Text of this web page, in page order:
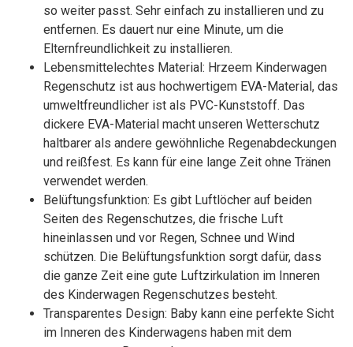
so weiter passt. Sehr einfach zu installieren und zu
entfernen. Es dauert nur eine Minute, um die
Elternfreundlichkeit zu installieren.
Lebensmittelechtes Material: Hrzeem Kinderwagen
Regenschutz ist aus hochwertigem EVA-Material, das
umweltfreundlicher ist als PVC-Kunststoff. Das
dickere EVA-Material macht unseren Wetterschutz
haltbarer als andere gewöhnliche Regenabdeckungen
und reißfest. Es kann für eine lange Zeit ohne Tränen
verwendet werden.
Belüftungsfunktion: Es gibt Luftlöcher auf beiden
Seiten des Regenschutzes, die frische Luft
hineinlassen und vor Regen, Schnee und Wind
schützen. Die Belüftungsfunktion sorgt dafür, dass
die ganze Zeit eine gute Luftzirkulation im Inneren
des Kinderwagen Regenschutzes besteht.
Transparentes Design: Baby kann eine perfekte Sicht
im Inneren des Kinderwagens haben mit dem